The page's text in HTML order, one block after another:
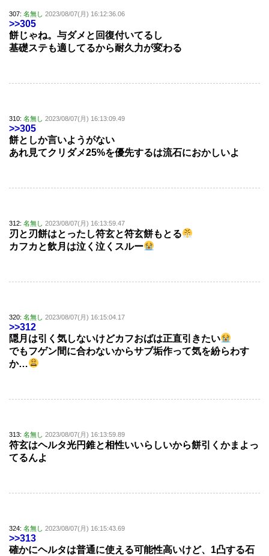
307: 名無し 2023/08/07(月) 16:12:36.06
>>305
餅じゃね。与ダメと回復付いてるし
基礎ステも適してるから耐久力が変わる
310: 名無し 2023/08/07(月) 16:13:09.49
>>305
餅としか言いようがない
あれ見てクリダメ25%を優先するは流石におかしいよ
312: 名無し 2023/08/07(月) 16:13:59.47
刃と刃餅はとったし符玄と符玄餅もとる
カフカと飲月は泣く泣くスルー
320: 名無し 2023/08/07(月) 16:15:04.17
>>312
隠月は引く気しないけどカフおばは正直引きたい
でもフゲン間に合わないからサブ垢作って気を紛らわす
か…
313: 名無し 2023/08/07(月) 16:13:59.89
符玄はヘルタ光円錐と相性いいらしいから餅引くかまよっ
てるんよ
324: 名無し 2023/08/07(月) 16:15:43.69
>>313
確かにヘルタは普通に使える可能性高いけど、1凸する石